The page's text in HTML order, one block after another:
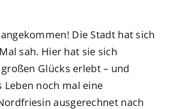
Die Stadt hat sich
sah. Hier hat sie sich
Glücks erlebt – und
Leben noch mal eine
ausgerechnet nach